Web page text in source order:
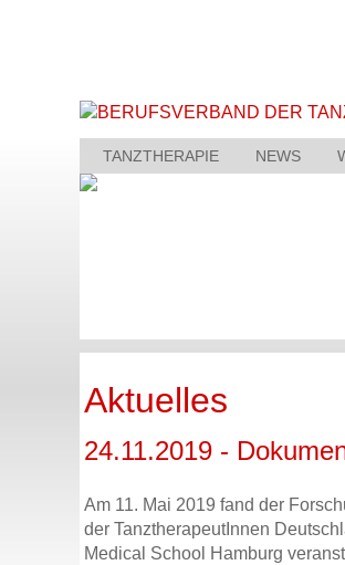
TANZTHERAPIE NEWS
Aktuelles
24.11.2019 -
Am 11. Mai 2019 fand der
der TanztherapeutInnen
Medical School Hamburg